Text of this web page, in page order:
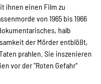
ihnen einen Film zu
von 1965 bis 1966
halb
der Mörder entblößt,
prahlen. Sie inszenieren
vor der "Roten Gefahr"